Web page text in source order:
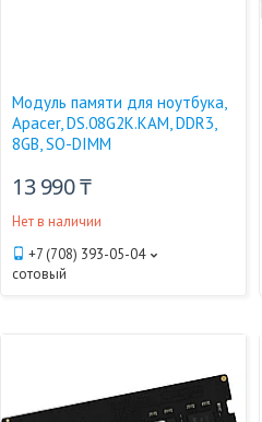
Модуль памяти для ноутбука,
Apacer, DS.08G2K.KAM, DDR3,
8GB, SO-DIMM
13 990 ₸
Нет в наличии
+7 (708) 393-05-04
сотовый